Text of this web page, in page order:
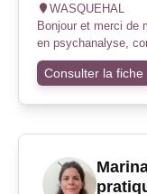
WASQUEHAL
Bonjour et merci de
en psychanalyse,
Consulter la fiche